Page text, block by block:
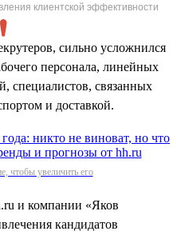
клиентской эффективности
сильно усложнился
персонала, линейных
специалистов, связанных
и доставкой.
чтобы увеличить его
и компании «Яков
кандидатов